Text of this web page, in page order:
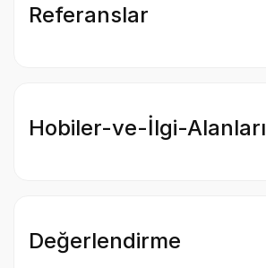
Referanslar
Hobiler-ve-İlgi-Alanları
Değerlendirme